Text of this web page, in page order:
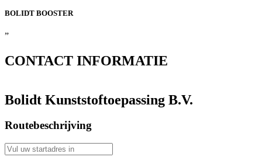
BOLIDT BOOSTER
”
CONTACT INFORMATIE
Bolidt Kunststoftoepassing B.V.
Routebeschrijving